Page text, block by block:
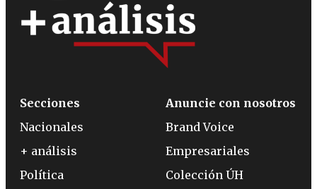
Secciones
Nacionales
+ análisis
Política
Anuncie con nosotros
Brand Voice
Empresariales
Colección ÚH